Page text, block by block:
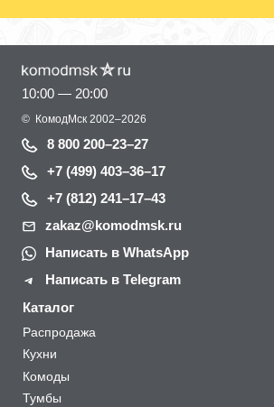
10:00 — 20:00
© КомодМск 2002–2026
8 800 200–23–27
+7 (499) 403–36–17
+7 (812) 241–17–43
zakaz@komodmsk.ru
Написать в WhatsApp
Написать в Telegram
Каталог
Распродажа
Кухни
Комоды
Тумбы